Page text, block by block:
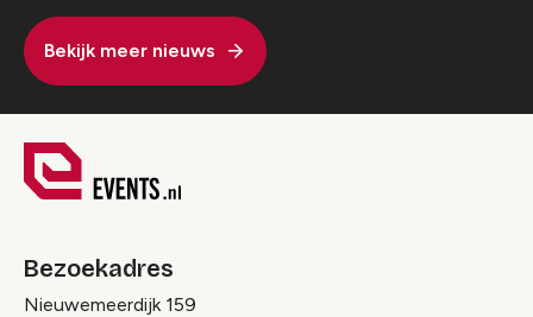
Bekijk meer nieuws
Bezoekadres
Nieuwemeerdijk 159